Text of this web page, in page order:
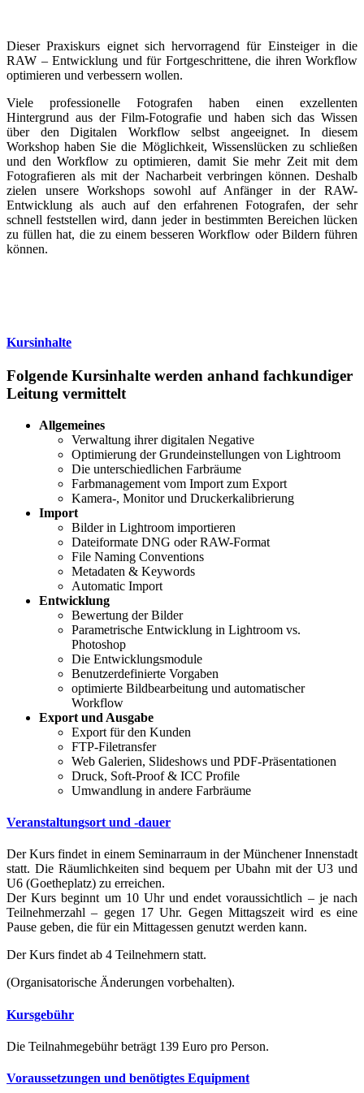
Dieser Praxiskurs eignet sich hervorragend für Einsteiger in die
RAW – Entwicklung und für Fortgeschrittene, die ihren Workflow
optimieren und verbessern wollen.
Viele professionelle Fotografen haben einen exzellenten
Hintergrund aus der Film-Fotografie und haben sich das Wissen
über den Digitalen Workflow selbst angeeignet. In diesem
Workshop haben Sie die Möglichkeit, Wissenslücken zu schließen
und den Workflow zu optimieren, damit Sie mehr Zeit mit dem
Fotografieren als mit der Nacharbeit verbringen können. Deshalb
zielen unsere Workshops sowohl auf Anfänger in der RAW-
Entwicklung als auch auf den erfahrenen Fotografen, der sehr
schnell feststellen wird, dann jeder in bestimmten Bereichen lücken
zu füllen hat, die zu einem besseren Workflow oder Bildern führen
können.
Kursinhalte
Folgende Kursinhalte werden anhand fachkundiger
Leitung vermittelt
Allgemeines
Verwaltung ihrer digitalen Negative
Optimierung der Grundeinstellungen von Lightroom
Die unterschiedlichen Farbräume
Farbmanagement vom Import zum Export
Kamera-, Monitor und Druckerkalibrierung
Import
Bilder in Lightroom importieren
Dateiformate DNG oder RAW-Format
File Naming Conventions
Metadaten & Keywords
Automatic Import
Entwicklung
Bewertung der Bilder
Parametrische Entwicklung in Lightroom vs.
Photoshop
Die Entwicklungsmodule
Benutzerdefinierte Vorgaben
optimierte Bildbearbeitung und automatischer
Workflow
Export und Ausgabe
Export für den Kunden
FTP-Filetransfer
Web Galerien, Slideshows und PDF-Präsentationen
Druck, Soft-Proof & ICC Profile
Umwandlung in andere Farbräume
Veranstaltungsort und -dauer
Der Kurs findet in einem Seminarraum in der Münchener Innenstadt
statt. Die Räumlichkeiten sind bequem per Ubahn mit der U3 und
U6 (Goetheplatz) zu erreichen.
Der Kurs beginnt um 10 Uhr und endet voraussichtlich – je nach
Teilnehmerzahl – gegen 17 Uhr. Gegen Mittagszeit wird es eine
Pause geben, die für ein Mittagessen genutzt werden kann.
Der Kurs findet ab 4 Teilnehmern statt.
(Organisatorische Änderungen vorbehalten).
Kursgebühr
Die Teilnahmegebühr beträgt 139 Euro pro Person.
Voraussetzungen und benötigtes Equipment